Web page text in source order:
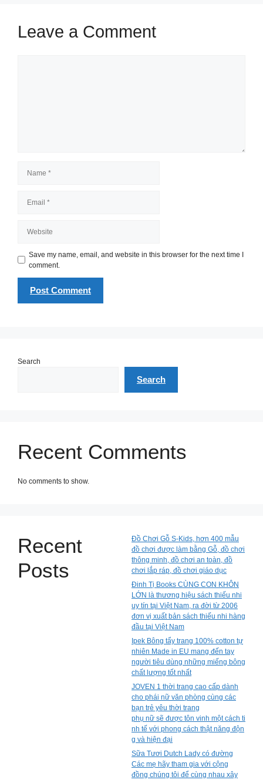
Leave a Comment
Save my name, email, and website in this browser for the next time I
comment.
Search
Search
Recent Comments
No comments to show.
Recent
Posts
Đồ Chơi Gỗ S-Kids, hơn 400 mẫu
đồ chơi được làm bằng Gỗ, đồ chơi
thông minh, đồ chơi an toàn, đồ
chơi lắp ráp, đồ chơi giáo dục
Đinh Tị Books CÙNG CON KHÔN
LỚN là thương hiệu sách thiếu nhi
uy tín tại Việt Nam, ra đời từ 2006
đơn vị xuất bản sách thiếu nhi hàng
đầu tại Việt Nam
Ipek Bông tẩy trang 100% cotton tự
nhiên Made in EU mang đến tay
người tiêu dùng những miếng bông
chất lượng tốt nhất
JOVEN 1 thời trang cao cấp dành
cho phái nữ văn phòng cùng các
bạn trẻ yêu thời trang
phụ nữ sẽ được tôn vinh một cách ti
nh tế với phong cách thật năng độn
g và hiện đại
Sữa Tươi Dutch Lady có đường
Các mẹ hãy tham gia với cộng
đồng chúng tôi để cùng nhau xây